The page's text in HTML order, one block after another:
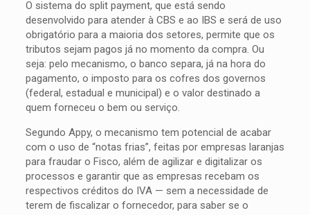
O sistema do split payment, que está sendo
desenvolvido para atender à CBS e ao IBS e será de uso
obrigatório para a maioria dos setores, permite que os
tributos sejam pagos já no momento da compra. Ou
seja: pelo mecanismo, o banco separa, já na hora do
pagamento, o imposto para os cofres dos governos
(federal, estadual e municipal) e o valor destinado a
quem forneceu o bem ou serviço.
Segundo Appy, o mecanismo tem potencial de acabar
com o uso de “notas frias”, feitas por empresas laranjas
para fraudar o Fisco, além de agilizar e digitalizar os
processos e garantir que as empresas recebam os
respectivos créditos do IVA — sem a necessidade de
terem de fiscalizar o fornecedor, para saber se o